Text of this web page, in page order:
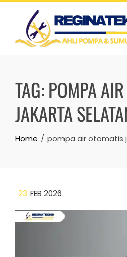
Skip
content
TAG:POMPA
JAKARTA
Home pompa air otomatis
23 FEB 2026